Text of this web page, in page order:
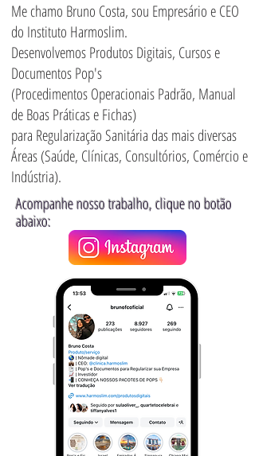
Me chamo Bruno Costa, sou Empresário e CEO
do Instituto Harmoslim.
Desenvolvemos Produtos Digitais, Cursos e
Documentos Pop's
(Procedimentos Operacionais Padrão, Manual
de Boas Práticas e Fichas)
para Regularização Sanitária das mais diversas
Áreas (Saúde, Clínicas, Consultórios, Comércio e
Indústria).
Acompanhe nosso trabalho, clique no botão
abaixo: